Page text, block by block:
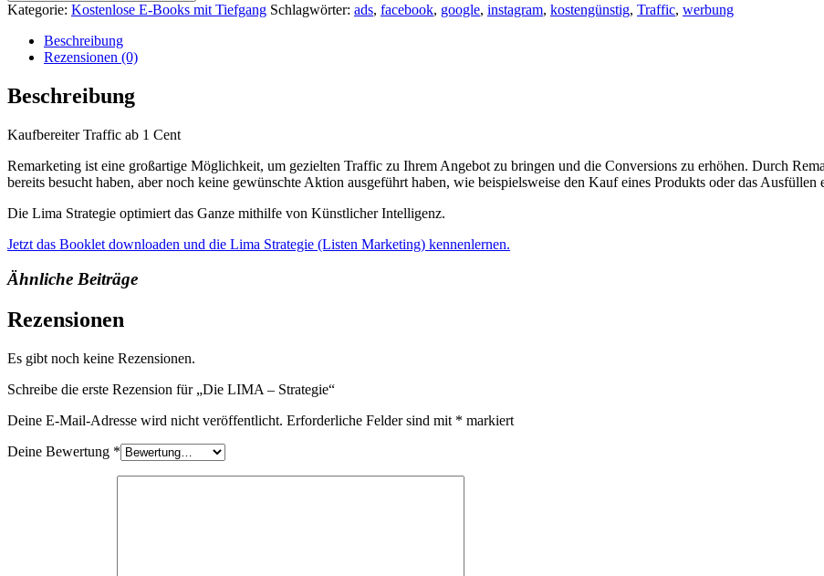
Kategorie: Kostenlose E-Books mit Tiefgang Schlagwörter: ads, facebook, google, instagram, kostengünstig, Traffic, werbung
Beschreibung
Rezensionen (0)
Beschreibung
Kaufbereiter Traffic ab 1 Cent
Remarketing ist eine großartige Möglichkeit, um gezielten Traffic zu Ihrem Angebot zu bringen und die Conversions zu erhöhen. Durch
bereits besucht haben, aber noch keine gewünschte Aktion ausgeführt haben, wie beispielsweise den Kauf eines Produkts oder das Ausfüllen
Die Lima Strategie optimiert das Ganze mithilfe von Künstlicher Intelligenz.
Jetzt das Booklet downloaden und die Lima Strategie (Listen Marketing) kennenlernen.
Ähnliche Beiträge
Rezensionen
Es gibt noch keine Rezensionen.
Schreibe die erste Rezension für „Die LIMA – Strategie“
Deine E-Mail-Adresse wird nicht veröffentlicht. Erforderliche Felder sind mit * markiert
Deine Bewertung *